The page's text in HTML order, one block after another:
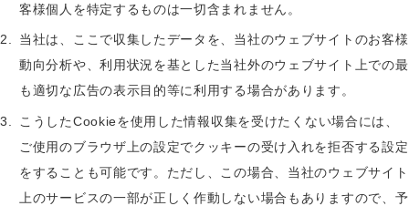
客様個人を特定するものは一切含まれません。
当社は、ここで収集したデータを、当社のウェブサイトのお客様
動向分析や、利用状況を基とした当社外のウェブサイト上での最
も適切な広告の表示目的等に利用する場合があります。
こうしたCookieを使用した情報収集を受けたくない場合には、
ご使用のブラウザ上の設定でクッキーの受け入れを拒否する設定
をすることも可能です。ただし、この場合、当社のウェブサイト
上のサービスの一部が正しく作動しない場合もありますので、予